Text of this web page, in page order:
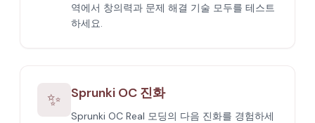
역에서 창의력과 문제 해결 기술 모두를 테스트
하세요.
✨ Sprunki OC 진화
Sprunki OC Real 모딩의 다음 진화를 경험하세